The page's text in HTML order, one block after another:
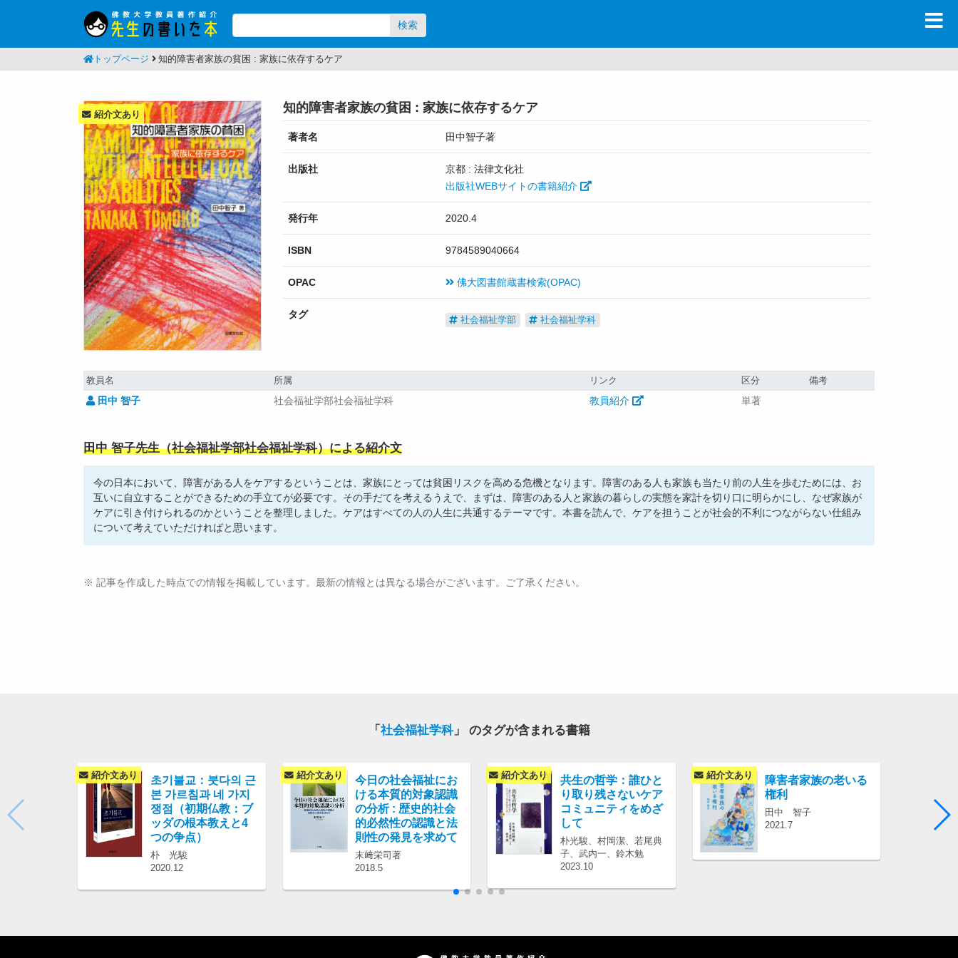
検索
トップページ 知的障害者家族の貧困 : 家族に依存するケア
紹介文あり 知的障害者家族の貧困 : 家族に依存するケア
著者名 田中智子著
出版社
京都 : 法律文化社
出版社WEBサイトの書籍紹介
発行年 2020.4
ISBN 9784589040664
OPAC 佛大図書館蔵書検索(OPAC)
タグ 社会福祉学部 社会福祉学科
教員名 所属 リンク 区分 備考
田中 智子 社会福祉学部社会福祉学科 教員紹介 単著
田中 智子先生（社会福祉学部社会福祉学科）による紹介文
今の日本において、障害がある人をケアするということは、家族にとっては貧困リスクを高める危機となります。障害のある人も家族も当たり前の人生を歩むためには、お
互いに自立することができるための手立てが必要です。その手だてを考えるうえで、まずは、障害のある人と家族の暮らしの実態を家計を切り口に明らかにし、なぜ家族が
ケアに引き付けられるのかということを整理しました。ケアはすべての人の人生に共通するテーマです。本書を読んで、ケアを担うことが社会的不利につながらない仕組み
について考えていただければと思います。
※ 記事を作成した時点での情報を掲載しています。最新の情報とは異なる場合がございます。ご了承ください。
「 社会福祉学科」 のタグが含まれる書籍
초기불교：붓다의 근
본 가르침과 네 가지
쟁점（初期仏教：ブ
ッダの根本教えと4
つの争点）
朴 光駿
2020.12
紹介文あり
今日の社会福祉にお
ける本質的対象認識
の分析 : 歴史的社会
的必然性の認識と法
則性の発見を求めて
末﨑栄司著
2018.5
紹介文あり
共生の哲学：誰ひと
り取り残さないケア
コミュニティをめざ
して
朴光駿、村岡潔、若尾典
子、武内一、鈴木勉
2023.10
紹介文あり
障害者家族の老いる
権利
田中 智子
2021.7
紹介文あり